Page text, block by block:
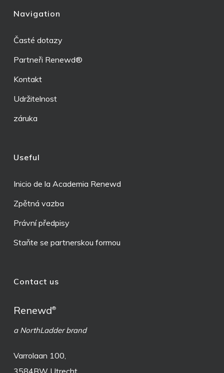
Navigation
Časté dotazy
Partneři Renewd®
Kontakt
Udržitelnost
záruka
Useful
Inicio de la Academia Renewd
Zpětná vazba
Právní předpisy
Staňte se partnerskou formou
Contact us
Renewd®
a NorthLadder brand
Varrolaan 100,
3584BW Utrecht,